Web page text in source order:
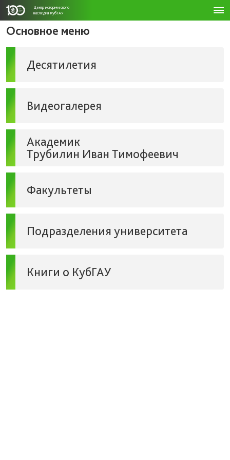
Центр исторического
наследия КубГАУ
Основное меню
Десятилетия
Видеогалерея
Академик
Трубилин Иван Тимофеевич
Факультеты
Подразделения университета
Книги о КубГАУ